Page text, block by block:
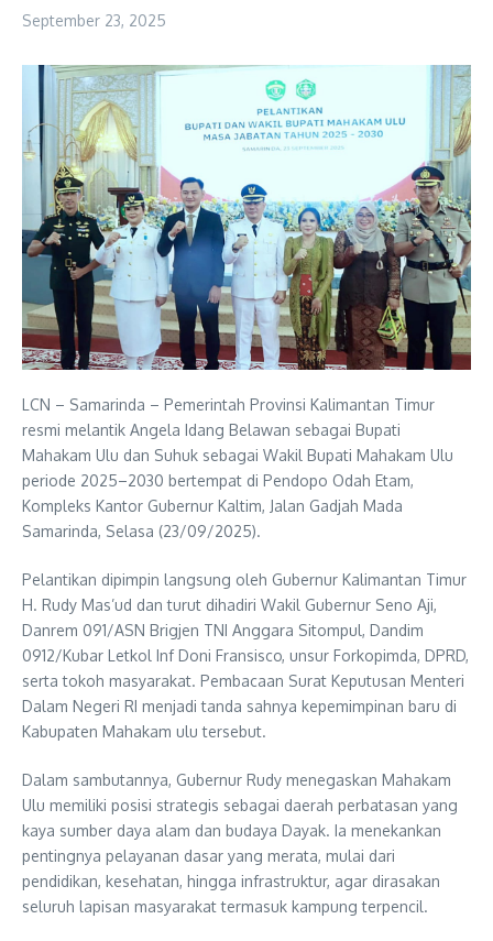
September 23, 2025
LCN – Samarinda – Pemerintah Provinsi Kalimantan Timur
resmi melantik Angela Idang Belawan sebagai Bupati
Mahakam Ulu dan Suhuk sebagai Wakil Bupati Mahakam Ulu
periode 2025–2030 bertempat di Pendopo Odah Etam,
Kompleks Kantor Gubernur Kaltim, Jalan Gadjah Mada
Samarinda, Selasa (23/09/2025).
Pelantikan dipimpin langsung oleh Gubernur Kalimantan Timur
H. Rudy Mas’ud dan turut dihadiri Wakil Gubernur Seno Aji,
Danrem 091/ASN Brigjen TNI Anggara Sitompul, Dandim
0912/Kubar Letkol Inf Doni Fransisco, unsur Forkopimda, DPRD,
serta tokoh masyarakat. Pembacaan Surat Keputusan Menteri
Dalam Negeri RI menjadi tanda sahnya kepemimpinan baru di
Kabupaten Mahakam ulu tersebut.
Dalam sambutannya, Gubernur Rudy menegaskan Mahakam
Ulu memiliki posisi strategis sebagai daerah perbatasan yang
kaya sumber daya alam dan budaya Dayak. Ia menekankan
pentingnya pelayanan dasar yang merata, mulai dari
pendidikan, kesehatan, hingga infrastruktur, agar dirasakan
seluruh lapisan masyarakat termasuk kampung terpencil.